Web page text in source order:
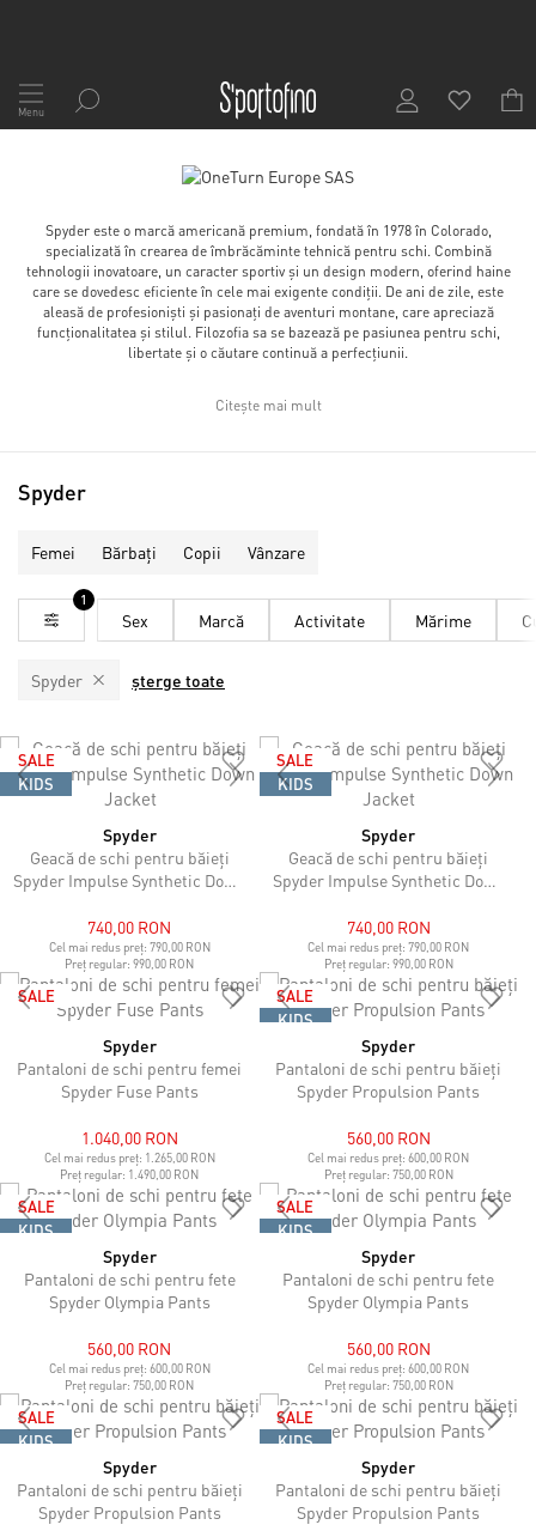
Mergeți
la
Conținut
Menu
Spyder este o marcă americană premium, fondată în 1978 în Colorado,
specializată în crearea de îmbrăcăminte tehnică pentru schi. Combină
tehnologii inovatoare, un caracter sportiv și un design modern, oferind haine
care se dovedesc eficiente în cele mai exigente condiții. De ani de zile, este
aleasă de profesioniști și pasionați de aventuri montane, care apreciază
funcționalitatea și stilul. Filozofia sa se bazează pe pasiunea pentru schi,
libertate și o căutare continuă a perfecțiunii.
Citește mai mult
Spyder
Femei Bărbați Copii Vânzare
1
Sex Marcă Activitate Mărime
Spyder șterge toate
SALE
KIDS
Spyder
Geacă de schi pentru băieți
Spyder Impulse Synthetic Down
740,00 RON
Cel mai redus preț: 790,00 RON
Preț regular:990,00 RON
SALE
KIDS
Spyder
Geacă de schi pentru băieți
Spyder Impulse Synthetic Down
740,00 RON
Cel mai redus preț:790,00 RON
Preț regular: 990,00 RON
SALE
Spyder
Pantaloni de schi pentru femei
Spyder Fuse Pants
1.040,00 RON
Cel mai redus preț: 1.265,00 RON
Preț regular: 1.490,00 RON
SALE
KIDS
Spyder
Pantaloni de schi pentru băieți
Spyder Propulsion Pants
560,00 RON
Cel mai redus preț:600,00 RON
Preț regular: 750,00 RON
SALE
KIDS
Spyder
Pantaloni de schi pentru fete
Spyder Olympia Pants
560,00 RON
Cel mai redus preț: 600,00 RON
Preț regular:750,00 RON
SALE
KIDS
Spyder
Pantaloni de schi pentru fete
Spyder Olympia Pants
560,00 RON
Cel mai redus preț:600,00 RON
Preț regular: 750,00 RON
SALE
KIDS
Spyder
Pantaloni de schi pentru băieți
Spyder Propulsion Pants
SALE
KIDS
Spyder
Pantaloni de schi pentru băieți
Spyder Propulsion Pants